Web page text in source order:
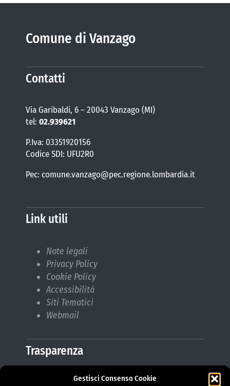
Gestisci Consenso Cookie
Comune di Vanzago
Contatti
Via Garibaldi, 6 – 20043 Vanzago (MI)
tel: 02.939621
P.Iva: 03351920156
Codice SDI: UFU2R0
Pec: comune.vanzago@pec.regione.lombardia.it
Link utili
Note legali
Privacy Policy
Cookie Policy
Accessibilità
Siti Tematici
Webmail
Trasparenza
Amministrazione Trasparente